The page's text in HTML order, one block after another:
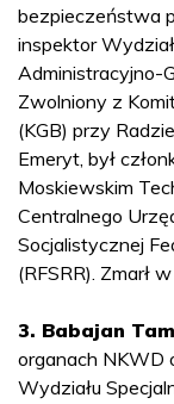
bezpieczeństwa
inspektor
Administracyjno-
Zwolniony z
(KGB) przy
Emeryt, był
Moskiewskim
Centralnego
Socjalistycznej
(RFSRR). Zmarł
3. Babajan
organach NKWD
Wydziału